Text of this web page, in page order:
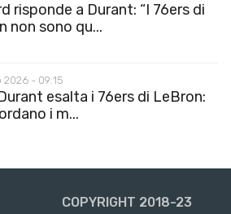
risponde a Durant: “I 76ers di
non sono qu...
2026 - 09:15
esalta i 76ers di LeBron:
i m...
COPYRIGHT 2018-23